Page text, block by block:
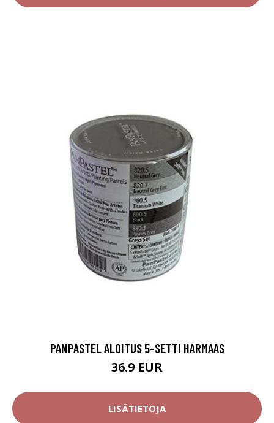
PANPASTEL ALOITUS 5-SETTI HARMAAS
36.9 EUR
LISÄTIETOJA